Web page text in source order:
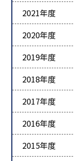
2021年度
2020年度
2019年度
2018年度
2017年度
2016年度
2015年度